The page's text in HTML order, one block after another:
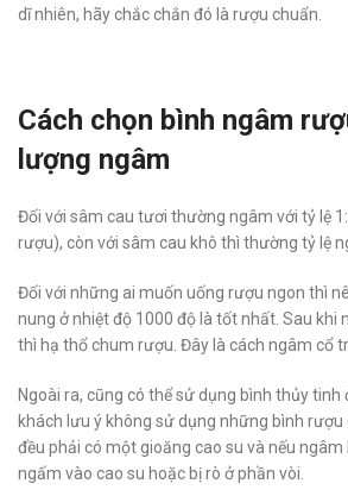
dĩ nhiên, hãy chắc chắn đó là rượu chuẩn.
Cách chọn bình ngâm
lượng ngâm
Đối với sâm cau tươi thường ngâm với tỷ lệ
rượu), còn với sâm cau khô thì thường tỷ lệ
Đối với những ai muốn uống rượu ngon thì
nung ở nhiệt độ 1000 độ là tốt nhất. Sau khi
thì hạ thổ chum rượu. Đây là cách ngâm cổ
Ngoài ra, cũng có thể sử dụng bình thủy tinh
khách lưu ý không sử dụng những bình rượu
đều phải có một gioăng cao su và nếu
ngấm vào cao su hoặc bị rò ở phần vòi.